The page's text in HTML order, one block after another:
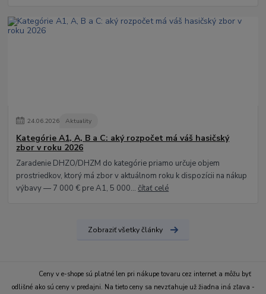
24.06.2026 Aktuality
Kategórie A1, A, B a C: aký rozpočet má váš hasičský
zbor v roku 2026
Zaradenie DHZO/DHZM do kategórie priamo určuje objem
prostriedkov, ktorý má zbor v aktuálnom roku k dispozícii na nákup
výbavy — 7 000 € pre A1, 5 000...čítať celé
Zobraziť všetky články
Ceny v e-shope sú platné len pri nákupe tovaru cez internet a môžu byť
odlišné ako sú ceny v predajni. Na tieto ceny sa nevzťahuje už žiadna iná zľava -